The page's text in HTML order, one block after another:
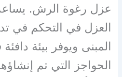
عزل رغوة الرش.
العزل في التحكم في
المبنى ويوفر بيئة
الحواجز التي تم